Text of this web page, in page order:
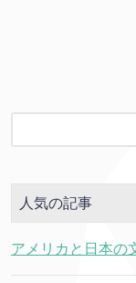
人気の記事
アメリカと日本の